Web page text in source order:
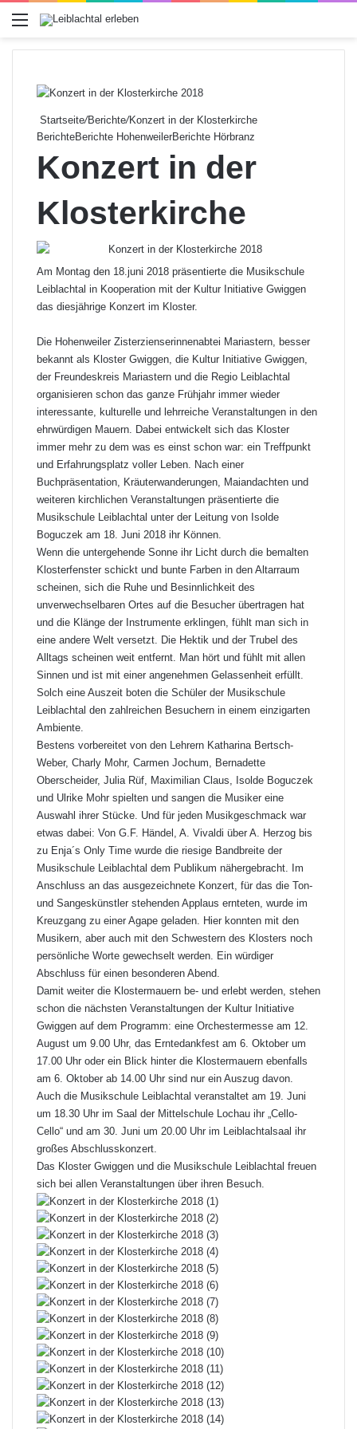
Menü
Startseite/Berichte/Konzert in der Klosterkirche
BerichteBerichte HohenweilerBerichte Hörbranz
Konzert in der
Klosterkirche
Am Montag den 18.juni 2018 präsentierte die Musikschule
Leiblachtal in Kooperation mit der Kultur Initiative Gwiggen
das diesjährige Konzert im Kloster.
Die Hohenweiler Zisterzienserinnenabtei Mariastern, besser
bekannt als Kloster Gwiggen, die Kultur Initiative Gwiggen,
der Freundeskreis Mariastern und die Regio Leiblachtal
organisieren schon das ganze Frühjahr immer wieder
interessante, kulturelle und lehrreiche Veranstaltungen in den
ehrwürdigen Mauern. Dabei entwickelt sich das Kloster
immer mehr zu dem was es einst schon war: ein Treffpunkt
und Erfahrungsplatz voller Leben. Nach einer
Buchpräsentation, Kräuterwanderungen, Maiandachten und
weiteren kirchlichen Veranstaltungen präsentierte die
Musikschule Leiblachtal unter der Leitung von Isolde
Boguczek am 18. Juni 2018 ihr Können.
Wenn die untergehende Sonne ihr Licht durch die bemalten
Klosterfenster schickt und bunte Farben in den Altarraum
scheinen, sich die Ruhe und Besinnlichkeit des
unverwechselbaren Ortes auf die Besucher übertragen hat
und die Klänge der Instrumente erklingen, fühlt man sich in
eine andere Welt versetzt. Die Hektik und der Trubel des
Alltags scheinen weit entfernt. Man hört und fühlt mit allen
Sinnen und ist mit einer angenehmen Gelassenheit erfüllt.
Solch eine Auszeit boten die Schüler der Musikschule
Leiblachtal den zahlreichen Besuchern in einem einzigarten
Ambiente.
Bestens vorbereitet von den Lehrern Katharina Bertsch-
Weber, Charly Mohr, Carmen Jochum, Bernadette
Oberscheider, Julia Rüf, Maximilian Claus, Isolde Boguczek
und Ulrike Mohr spielten und sangen die Musiker eine
Auswahl ihrer Stücke. Und für jeden Musikgeschmack war
etwas dabei: Von G.F. Händel, A. Vivaldi über A. Herzog bis
zu Enja´s Only Time wurde die riesige Bandbreite der
Musikschule Leiblachtal dem Publikum nähergebracht. Im
Anschluss an das ausgezeichnete Konzert, für das die Ton-
und Sangeskünstler stehenden Applaus ernteten, wurde im
Kreuzgang zu einer Agape geladen. Hier konnten mit den
Musikern, aber auch mit den Schwestern des Klosters noch
persönliche Worte gewechselt werden. Ein würdiger
Abschluss für einen besonderen Abend.
Damit weiter die Klostermauern be- und erlebt werden, stehen
schon die nächsten Veranstaltungen der Kultur Initiative
Gwiggen auf dem Programm: eine Orchestermesse am 12.
August um 9.00 Uhr, das Erntedankfest am 6. Oktober um
17.00 Uhr oder ein Blick hinter die Klostermauern ebenfalls
am 6. Oktober ab 14.00 Uhr sind nur ein Auszug davon.
Auch die Musikschule Leiblachtal veranstaltet am 19. Juni
um 18.30 Uhr im Saal der Mittelschule Lochau ihr „Cello-
Cello“ und am 30. Juni um 20.00 Uhr im Leiblachtalsaal ihr
großes Abschlusskonzert.
Das Kloster Gwiggen und die Musikschule Leiblachtal freuen
sich bei allen Veranstaltungen über ihren Besuch.